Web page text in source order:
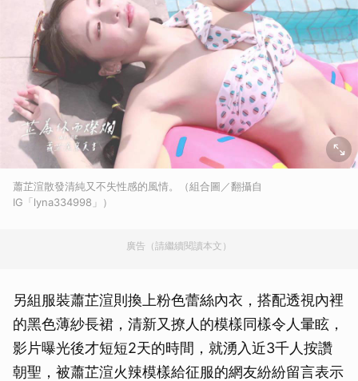
蕭芷渲散發清純又不失性感的風情。（組合圖／翻攝自
IG「lyna334998」）
廣告（請繼續閱讀本文）
另組服裝蕭芷渲則換上粉色蕾絲內衣，搭配透視內裡
的黑色薄紗長裙，清新又撩人的模樣同樣令人暈眩，
影片曝光後才短短2天的時間，就湧入近3千人按讚
朝聖，被蕭芷渲火辣模樣給征服的網友紛紛留言表示